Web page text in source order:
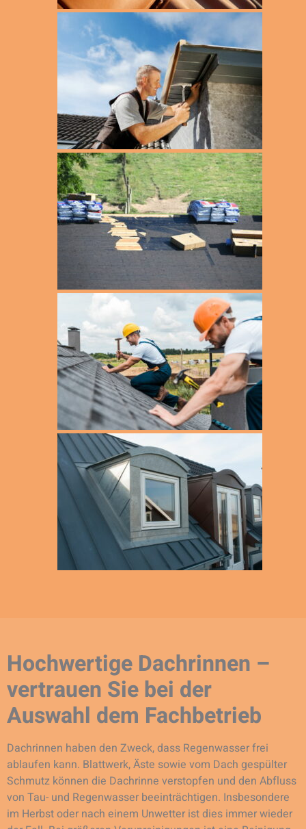
Hochwertige Dachrinnen –
vertrauen Sie bei der
Auswahl dem Fachbetrieb
Dachrinnen haben den Zweck, dass Regenwasser frei
ablaufen kann. Blattwerk, Äste sowie vom Dach gespülter
Schmutz können die Dachrinne verstopfen und den Abfluss
von Tau- und Regenwasser beeinträchtigen. Insbesondere
im Herbst oder nach einem Unwetter ist dies immer wieder